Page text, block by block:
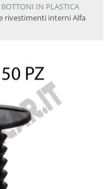
BOTTONI IN PLASTICA
rivestimenti interni Alfa